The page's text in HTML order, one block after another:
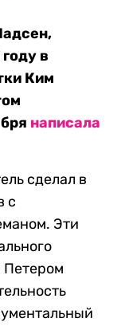
в
Ким
написала
сделал в
с
Эти
Петером